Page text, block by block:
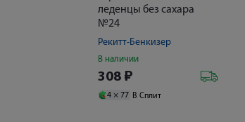
леденцы без сахара
№24
Рекитт-Бенкизер
В наличии
308 ₽
4 × 77 В Сплит